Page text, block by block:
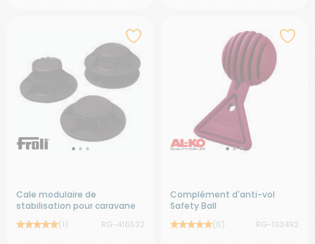
Cale modulaire de
stabilisation pour caravane
(1) RG-416532
Complément d'anti-vol
Safety Ball
(6) RG-133492